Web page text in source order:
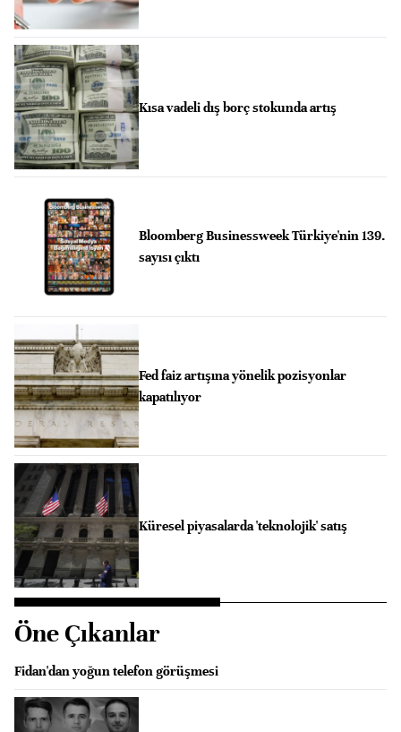
Kısa vadeli dış borç stokunda artış
Bloomberg Businessweek Türkiye'nin 139.
sayısı çıktı
Fed faiz artışına yönelik pozisyonlar
kapatılıyor
Küresel piyasalarda 'teknolojik' satış
Öne Çıkanlar
Fidan'dan yoğun telefon görüşmesi